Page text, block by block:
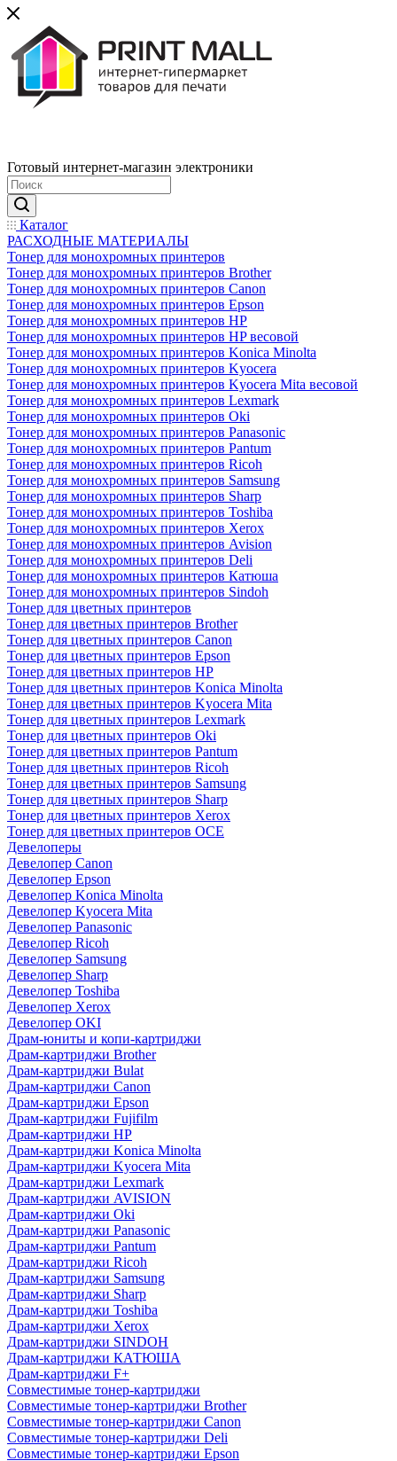
Готовый интернет-магазин электроники
Каталог
РАСХОДНЫЕ МАТЕРИАЛЫ
Тонер для монохромных принтеров
Тонер для монохромных принтеров Brother
Тонер для монохромных принтеров Canon
Тонер для монохромных принтеров Epson
Тонер для монохромных принтеров HP
Тонер для монохромных принтеров HP весовой
Тонер для монохромных принтеров Konica Minolta
Тонер для монохромных принтеров Kyocera
Тонер для монохромных принтеров Kyocera Mita весовой
Тонер для монохромных принтеров Lexmark
Тонер для монохромных принтеров Oki
Тонер для монохромных принтеров Panasonic
Тонер для монохромных принтеров Pantum
Тонер для монохромных принтеров Ricoh
Тонер для монохромных принтеров Samsung
Тонер для монохромных принтеров Sharp
Тонер для монохромных принтеров Toshiba
Тонер для монохромных принтеров Xerox
Тонер для монохромных принтеров Avision
Тонер для монохромных принтеров Deli
Тонер для монохромных принтеров Катюша
Тонер для монохромных принтеров Sindoh
Тонер для цветных принтеров
Тонер для цветных принтеров Brother
Тонер для цветных принтеров Canon
Тонер для цветных принтеров Epson
Тонер для цветных принтеров HP
Тонер для цветных принтеров Konica Minolta
Тонер для цветных принтеров Kyocera Mita
Тонер для цветных принтеров Lexmark
Тонер для цветных принтеров Oki
Тонер для цветных принтеров Pantum
Тонер для цветных принтеров Ricoh
Тонер для цветных принтеров Samsung
Тонер для цветных принтеров Sharp
Тонер для цветных принтеров Xerox
Тонер для цветных принтеров OCE
Девелоперы
Девелопер Canon
Девелопер Epson
Девелопер Konica Minolta
Девелопер Kyocera Mita
Девелопер Panasonic
Девелопер Ricoh
Девелопер Samsung
Девелопер Sharp
Девелопер Toshiba
Девелопер Xerox
Девелопер OKI
Драм-юниты и копи-картриджи
Драм-картриджи Brother
Драм-картриджи Bulat
Драм-картриджи Canon
Драм-картриджи Epson
Драм-картриджи Fujifilm
Драм-картриджи HP
Драм-картриджи Konica Minolta
Драм-картриджи Kyocera Mita
Драм-картриджи Lexmark
Драм-картриджи AVISION
Драм-картриджи Oki
Драм-картриджи Panasonic
Драм-картриджи Pantum
Драм-картриджи Ricoh
Драм-картриджи Samsung
Драм-картриджи Sharp
Драм-картриджи Toshiba
Драм-картриджи Xerox
Драм-картриджи SINDOH
Драм-картриджи КАТЮША
Драм-картриджи F+
Совместимые тонер-картриджи
Совместимые тонер-картриджи Brother
Совместимые тонер-картриджи Canon
Совместимые тонер-картриджи Deli
Совместимые тонер-картриджи Epson